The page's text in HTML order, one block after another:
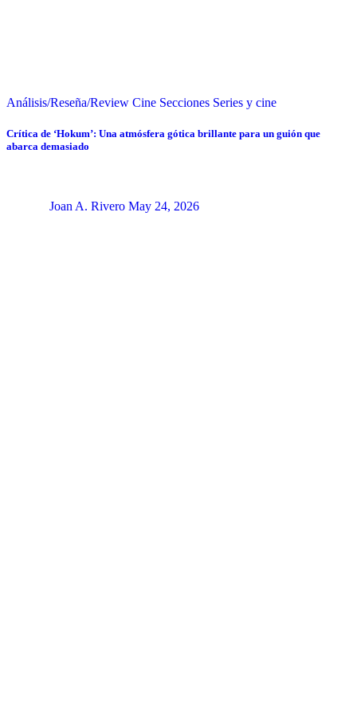
Análisis/Reseña/Review Cine Secciones Series y cine
Crítica de ‘Hokum’: Una atmósfera gótica brillante para un guión que
abarca demasiado
Joan A. Rivero May 24, 2026